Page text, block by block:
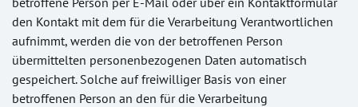
den Kontakt mit dem für die Verarbeitung Verantwortlichen
aufnimmt, werden die von der betroffenen Person
übermittelten personenbezogenen Daten automatisch
gespeichert. Solche auf freiwilliger Basis von einer
betroffenen Person an den für die Verarbeitung